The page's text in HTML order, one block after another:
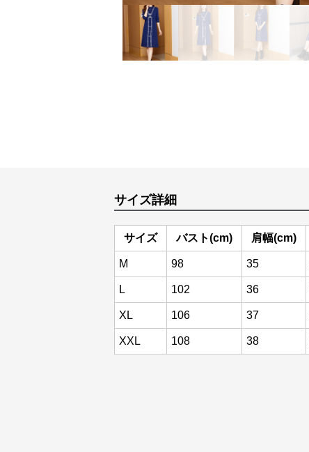
サイズ詳細
サイズ バスト(cm) 肩幅(cm)
M 98 35
L 102 36
XL 106 37
XXL 108 38